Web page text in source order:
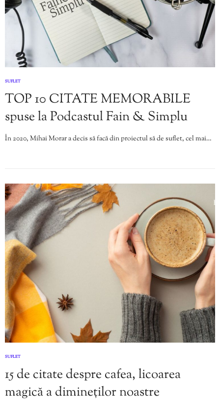
SUFLET
TOP 10 CITATE MEMORABILE
spuse la Podcastul Fain & Simplu
În 2020, Mihai Morar a decis să facă din proiectul să de suflet, cel mai…
SUFLET
15 de citate despre cafea, licoarea
magică a dimineților noastre